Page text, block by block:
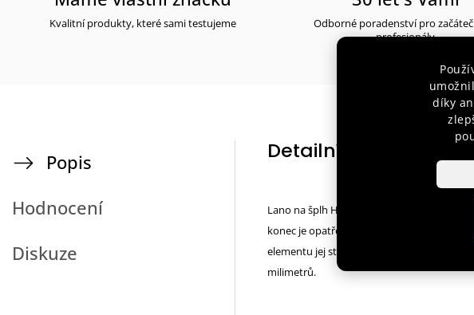
díky
Kvalitní produkty, které sami testujeme
Odborné poradenství pro
profesionály
Popis
Hodnocení
Diskuze
Detailní popis
Lano na šplh HMS RP05 je vyrobeno z
konec je opatřen ocelovým okem. Lano
elementu jej stačí protáhnout okem a
milimetrů.